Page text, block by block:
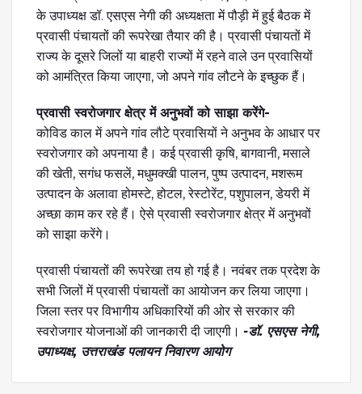
के उपाध्यक्ष डॉ. एसएस नेगी की अध्यक्षता में पौड़ी में हुई बैठक में
प्रवासी पंचायतों की रूपरेखा तैयार की है। प्रवासी पंचायतों में
राज्य के दूसरे जिलों या बाहरी राज्यों में रहने वाले उन प्रवासियों
को आमंत्रित किया जाएगा, जो अपने गांव लौटने के इच्छुक हैं।
प्रवासी स्वरोजगार क्षेत्र में अनुभवों को साझा करेंगे-
कोविड काल में अपने गांव लौटे प्रवासियों ने अनुभव के आधार पर
स्वरोजगार को अपनाया है। कई प्रवासी कृषि, बागवानी, मसाले
की खेती, सगंध फसलें, मधुमक्खी पालन, पुष्प उत्पादन, मशरूम
उत्पादन के अलावा होमस्टे, होटल, रेस्टोरेंट, पशुपालन, डेयरी में
अच्छा काम कर रहे हैं। ऐसे प्रवासी स्वरोजगार क्षेत्र में अनुभवों
को साझा करेंगे।
प्रवासी पंचायतों की रूपरेखा तय हो गई है। नवंबर तक प्रदेश के
सभी जिलों में प्रवासी पंचायतों का आयोजन कर लिया जाएगा।
जिला स्तर पर विभागीय अधिकारियों की ओर से सरकार की
स्वरोजगार योजनाओं की जानकारी दी जाएगी। -डॉ. एसएस नेगी,
उपाध्यक्ष, उत्तराखंड पलायन निवारण आयोग